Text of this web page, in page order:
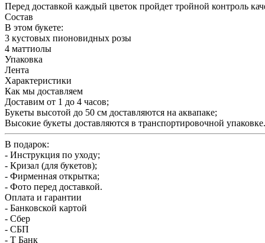
Перед доставкой каждый цветок пройдет тройной контроль
Состав
В этом букете:
3 кустовых пионовидных розы
4 маттиолы
Упаковка
Лента
Характеристики
Как мы доставляем
Доставим от 1 до 4 часов;
Букеты высотой до 50 см доставляются на аквапаке;
Высокие букеты доставляются в транспортировочной упаковке.
В подарок:
- Инструкция по уходу;
- Кризал (для букетов);
- Фирменная открытка;
- Фото перед доставкой.
Оплата и гарантии
- Банковской картой
- Сбер
- СБП
- Т Банк